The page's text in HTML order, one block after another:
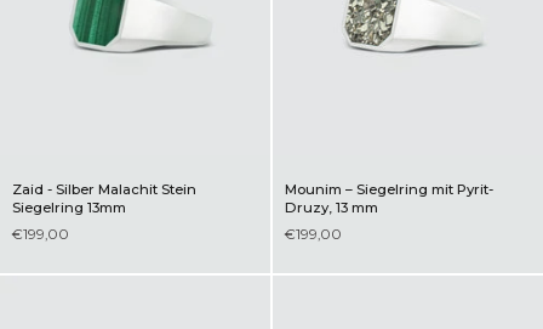
Zaid - Silber Malachit Stein
Siegelring 13mm
€199,00
Mounim – Siegelring mit Pyrit-
Druzy, 13 mm
€199,00